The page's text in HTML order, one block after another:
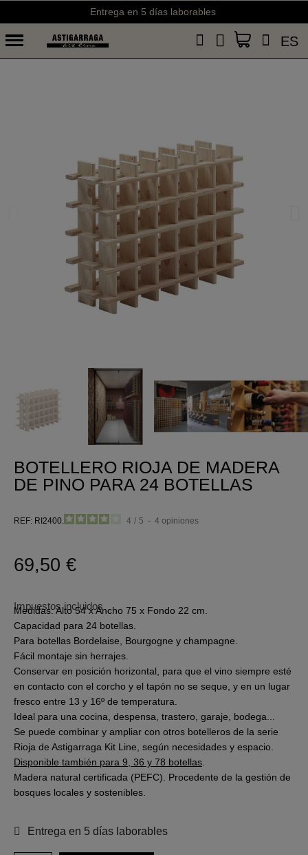
Entrega en 5 días laborables
ES
BOTELLERO RIOJA DE MADERA
DE PINO PARA 24 BOTELLAS
REF RI2400.99 4 / 5 - 4 opiniones
69,50 €
Impuestos incluidos
Medidas: Alto 54 x Ancho 75 x Fondo 22 cm.
Capacidad para 24 botellas.
Para botellas Bordelaise, Bourgogne y champagne.
Fácil montaje sin herrajes.
Conservar en posición horizontal, para que el vino siempre esté
en contacto con el corcho y el tapón no se seque, y en un lugar
fresco entre 13 y 16º de temperatura.
Ideal para una cocina, despensa, trastero, garaje, bodega...
Se puede combinar y ampliar con otros botelleros de la serie
Rioja de Astigarraga Kit Line, según necesidades y espacio.
Disponible también para 9, 36 y 78 botellas
Madera natural certificada (PEFC). Procedente de la gestión de
bosques locales y sostenibles.
Entrega en 5 días laborables